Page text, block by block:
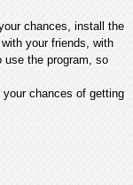
chances, install the
your friends, with
the program, so
your chances of getting